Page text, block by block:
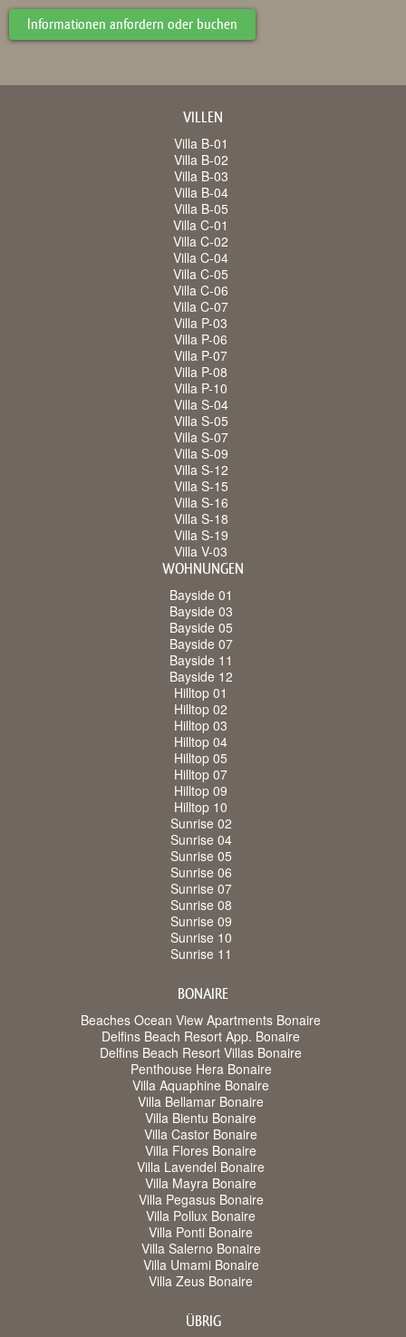
Informationen anfordern oder buchen
VILLEN
Villa B-01
Villa B-02
Villa B-03
Villa B-04
Villa B-05
Villa C-01
Villa C-02
Villa C-04
Villa C-05
Villa C-06
Villa C-07
Villa P-03
Villa P-06
Villa P-07
Villa P-08
Villa P-10
Villa S-04
Villa S-05
Villa S-07
Villa S-09
Villa S-12
Villa S-15
Villa S-16
Villa S-18
Villa S-19
Villa V-03
WOHNUNGEN
Bayside 01
Bayside 03
Bayside 05
Bayside 07
Bayside 11
Bayside 12
Hilltop 01
Hilltop 02
Hilltop 03
Hilltop 04
Hilltop 05
Hilltop 07
Hilltop 09
Hilltop 10
Sunrise 02
Sunrise 04
Sunrise 05
Sunrise 06
Sunrise 07
Sunrise 08
Sunrise 09
Sunrise 10
Sunrise 11
BONAIRE
Beaches Ocean View Apartments Bonaire
Delfins Beach Resort App. Bonaire
Delfins Beach Resort Villas Bonaire
Penthouse Hera Bonaire
Villa Aquaphine Bonaire
Villa Bellamar Bonaire
Villa Bientu Bonaire
Villa Castor Bonaire
Villa Flores Bonaire
Villa Lavendel Bonaire
Villa Mayra Bonaire
Villa Pegasus Bonaire
Villa Pollux Bonaire
Villa Ponti Bonaire
Villa Salerno Bonaire
Villa Umami Bonaire
Villa Zeus Bonaire
ÜBRIG